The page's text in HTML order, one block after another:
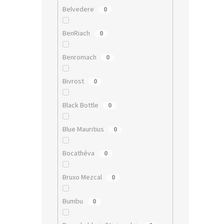
Belvedere 0
BenRiach 0
Benromach 0
Bivrost 0
Black Bottle 0
Blue Mauritius 0
Bocathéva 0
Bruxo Mezcal 0
Bumbu 0